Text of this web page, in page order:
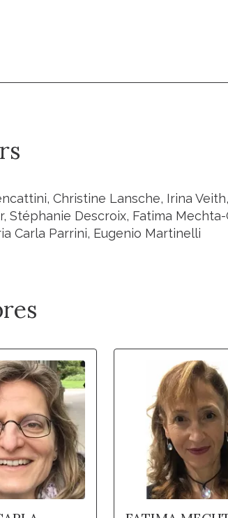
Christine Lansche, Irina
Stéphanie Descroix, Fatima
Carla Parrini, Eugenio Martinelli